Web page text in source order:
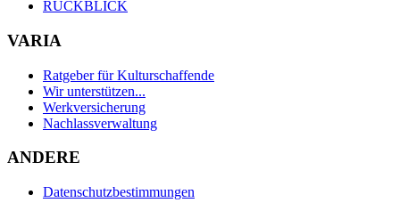
RÜCKBLICK
VARIA
Ratgeber für Kulturschaffende
Wir unterstützen...
Werkversicherung
Nachlassverwaltung
ANDERE
Datenschutzbestimmungen